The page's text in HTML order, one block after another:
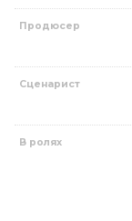
Продюсер
Сценарист
В ролях